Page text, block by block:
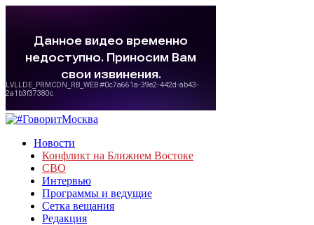
Новости
Конфликт на Ближнем Востоке
СВО
Интервью
Программы и ведущие
Сетка вещания
Редакция